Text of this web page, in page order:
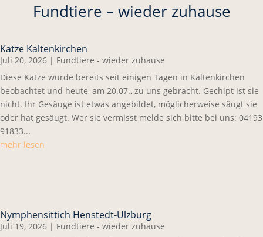
Fundtiere – wieder zuhause
Katze Kaltenkirchen
Juli 20, 2026 | Fundtiere - wieder zuhause
Diese Katze wurde bereits seit einigen Tagen in Kaltenkirchen
beobachtet und heute, am 20.07., zu uns gebracht. Gechipt ist sie
nicht. Ihr Gesäuge ist etwas angebildet, möglicherweise säugt sie
oder hat gesäugt. Wer sie vermisst melde sich bitte bei uns: 04193
91833...
mehr lesen
Nymphensittich Henstedt-Ulzburg
Juli 19, 2026 | Fundtiere - wieder zuhause